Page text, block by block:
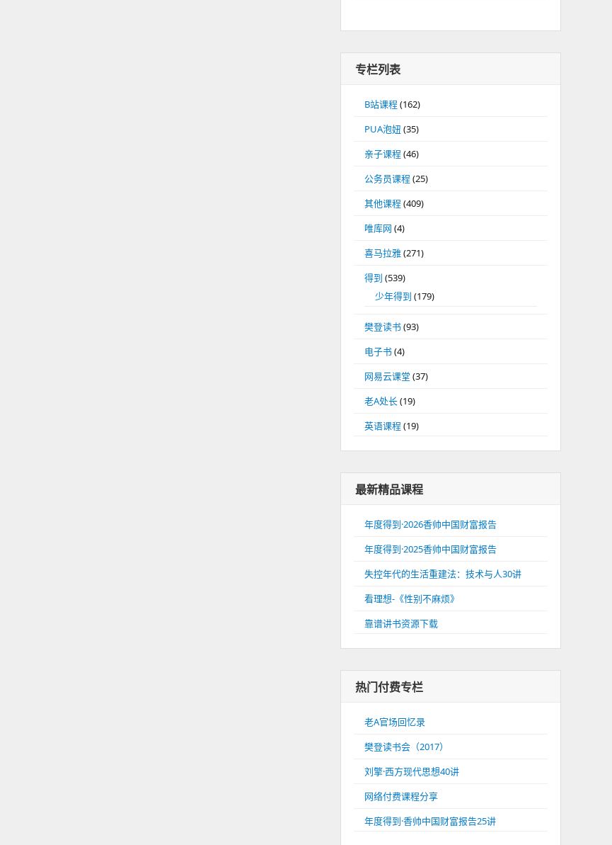
专栏列表
B站课程(162)
PUA泡妞 (35)
亲子课程(46)
公务员课程(25)
其他课程(409)
唯库网 (4)
喜马拉雅(271)
得到 (539)
少年得到 (179)
樊登读书(93)
电子书(4)
网易云课堂 (37)
老A处长(19)
英语课程(19)
最新精品课程
年度得到·2026香帅中国财富报告
年度得到·2025香帅中国财富报告
失控年代的生活重建法：技术与人30讲
看理想-《性别不麻烦》
靠谱讲书资源下载
热门付费专栏
老A官场回忆录
樊登读书会（2017）
刘擎·西方现代思想40讲
网络付费课程分享
年度得到·香帅中国财富报告25讲